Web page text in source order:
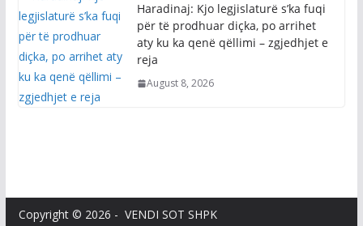
Haradinaj: Kjo legjislaturë s’ka fuqi
për të prodhuar diçka, po arrihet
aty ku ka qenë qëllimi – zgjedhjet e
reja
August 8, 2026
Copyright © 2026 - VENDI SOT SHPK